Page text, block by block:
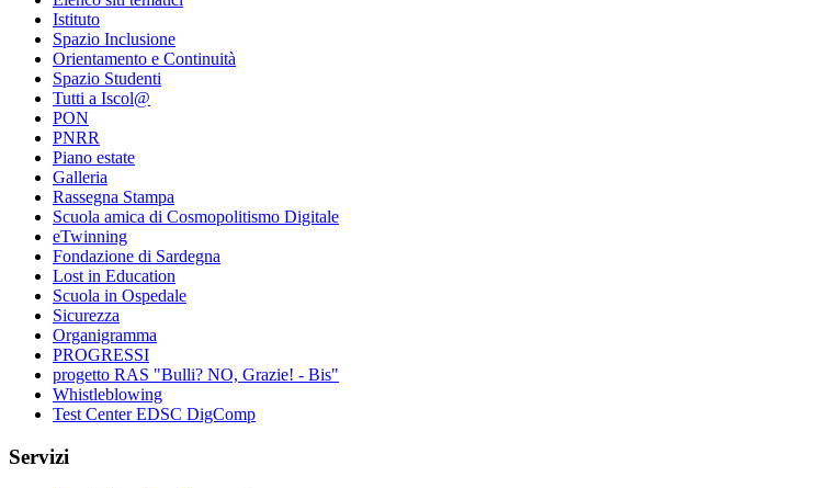
Istituto
Spazio Inclusione
Orientamento e Continuità
Spazio Studenti
Tutti a Iscol@
PON
PNRR
Piano estate
Galleria
Rassegna Stampa
Scuola amica di Cosmopolitismo Digitale
eTwinning
Fondazione di Sardegna
Lost in Education
Scuola in Ospedale
Sicurezza
Organigramma
PROGRESSI
progetto RAS "Bulli? NO, Grazie! - Bis"
Whistleblowing
Test Center EDSC DigComp
Servizi